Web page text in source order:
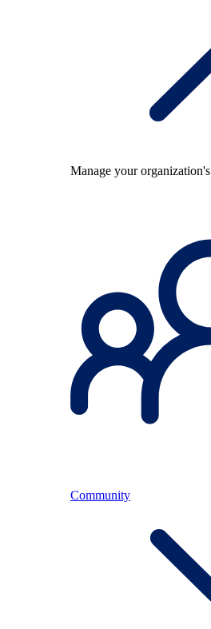
Manage your
Community